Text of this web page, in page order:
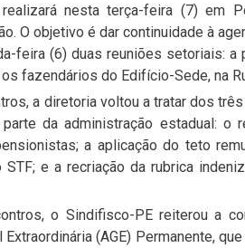
nesta terça-feira (7) em
O objetivo é dar continuidade à
feira (6) duas reuniões setoriais: a
fazendários do Edifício-Sede, na
a diretoria voltou a tratar dos
da administração estadual: o
a aplicação do teto
e a recriação da rubrica
o Sindifisco-PE reiterou a
(AGE) Permanente,